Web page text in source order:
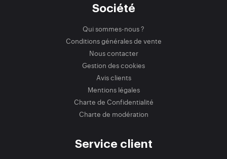
Société
Qui sommes-nous ?
Conditions générales de vente
Nous contacter
Gestion des cookies
Avis clients
Mentions légales
Charte de Confidentialité
Charte de modération
Service client